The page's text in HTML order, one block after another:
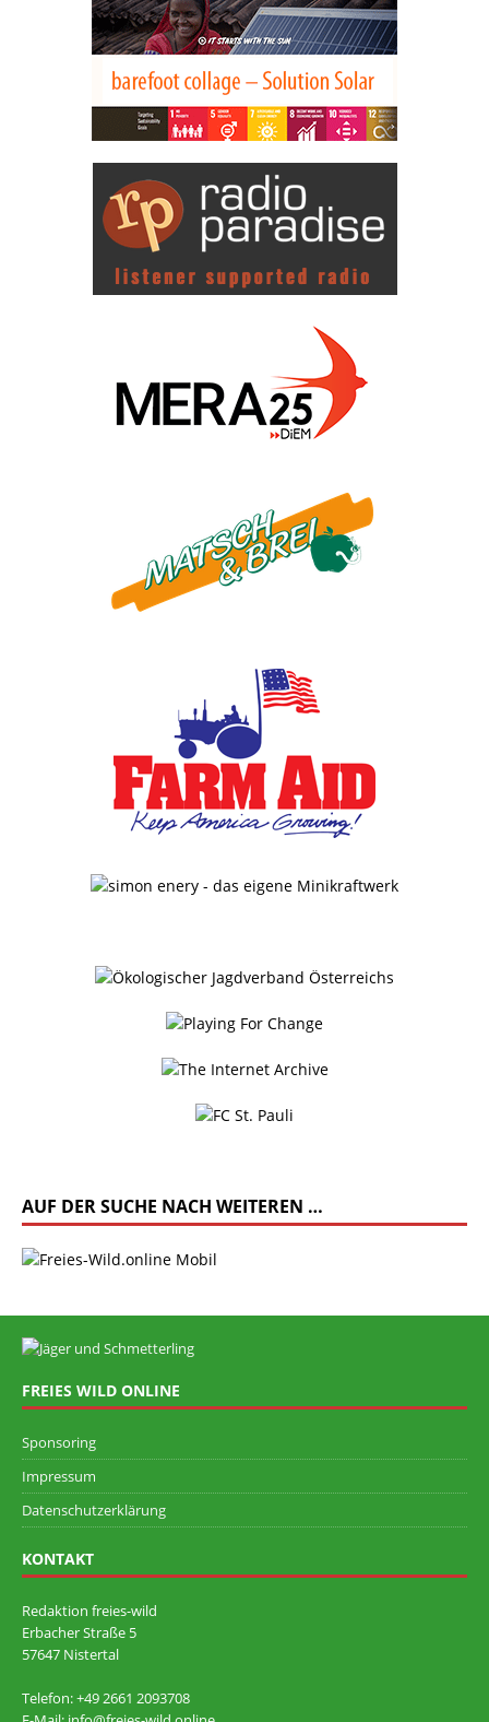
AUF DER SUCHE NACH WEITEREN …
FREIES WILD ONLINE
Sponsoring
Impressum
Datenschutzerklärung
KONTAKT
Redaktion freies-wild
Erbacher Straße 5
57647 Nistertal
Telefon: +49 ‭2661 2093708